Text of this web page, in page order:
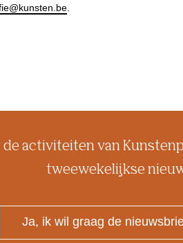
.
de activiteiten van
tweewekelijkse
Ja, ik wil graag de